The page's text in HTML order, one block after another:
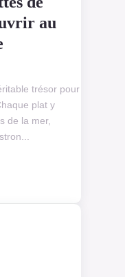
au
trésor pour
plat y
de la mer,